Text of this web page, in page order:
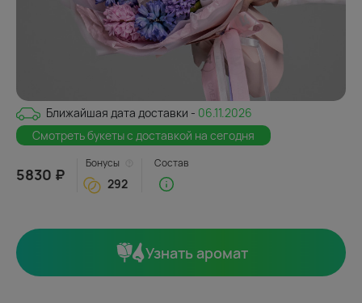
Ближайшая дата доставки - 06.11.2026
Смотреть букеты с доставкой на сегодня
5830 ₽
Бонусы
292
Состав
Узнать аромат